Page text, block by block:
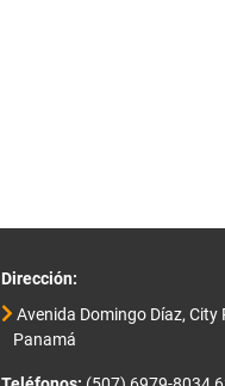
Dirección:
Avenida Domingo Díaz,
Panamá